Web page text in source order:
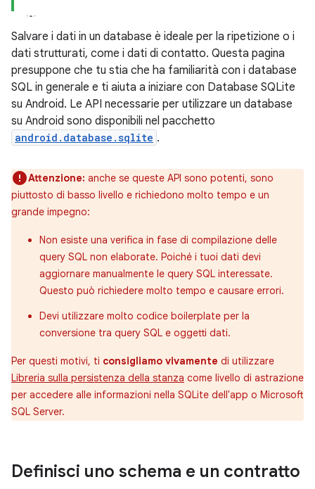
Salvare i dati in un database è ideale per la ripetizione o i
dati strutturati, come i dati di contatto. Questa pagina
presuppone che tu stia che ha familiarità con i database
SQL in generale e ti aiuta a iniziare con Database SQLite
su Android. Le API necessarie per utilizzare un database
su Android sono disponibili nel pacchetto
android.database.sqlite .
Attenzione: anche se queste API sono potenti, sono
piuttosto di basso livello e richiedono molto tempo e un
grande impegno:
Non esiste una verifica in fase di compilazione delle
query SQL non elaborate. Poiché i tuoi dati devi
aggiornare manualmente le query SQL interessate.
Questo può richiedere molto tempo e causare errori.
Devi utilizzare molto codice boilerplate per la
conversione tra query SQL e oggetti dati.
Per questi motivi, ti consigliamo vivamente di utilizzare
Libreria sulla persistenza della stanza come livello di astrazione
per accedere alle informazioni nella SQLite dell'app o Microsoft
SQL Server.
Definisci uno schema e un contratto